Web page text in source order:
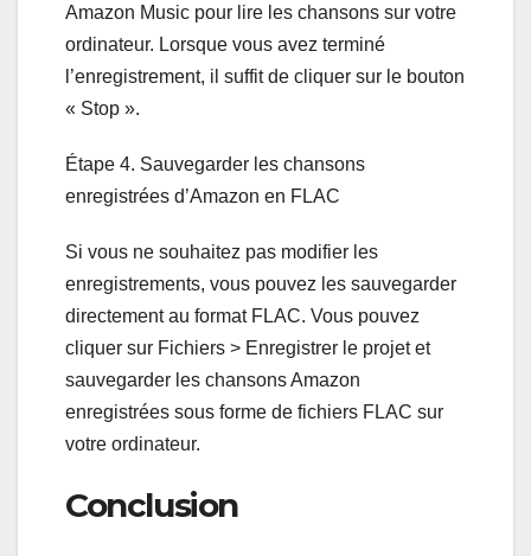
Amazon Music pour lire les chansons sur votre
ordinateur. Lorsque vous avez terminé
l’enregistrement, il suffit de cliquer sur le bouton
« Stop ».
Étape 4. Sauvegarder les chansons
enregistrées d’Amazon en FLAC
Si vous ne souhaitez pas modifier les
enregistrements, vous pouvez les sauvegarder
directement au format FLAC. Vous pouvez
cliquer sur Fichiers > Enregistrer le projet et
sauvegarder les chansons Amazon
enregistrées sous forme de fichiers FLAC sur
votre ordinateur.
Conclusion